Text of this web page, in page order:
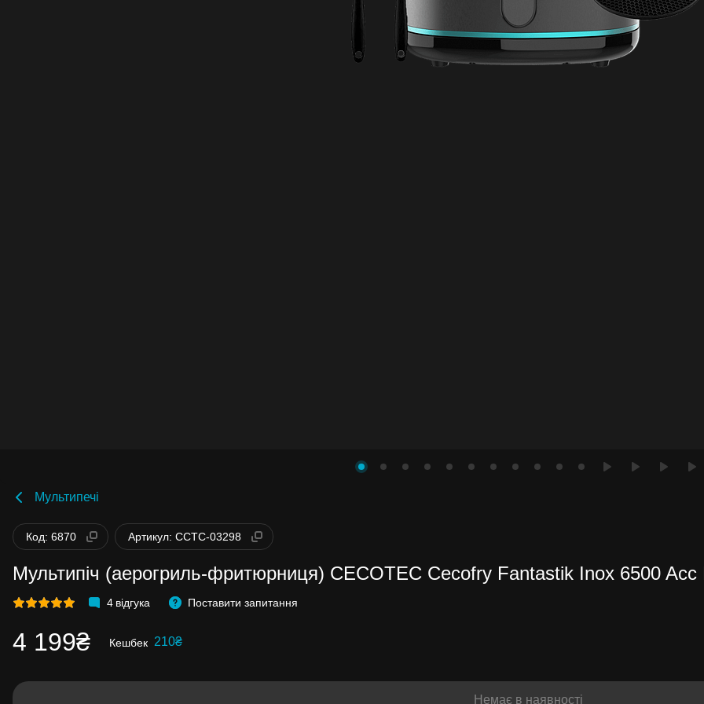
Мультипечі
Код: 6870 Артикул: CCTC-03298
Мультипіч (аерогриль-фритюрниця) CECOTEC Cecofry Fantastik Inox 6500 Acc
4 відгука Поставити запитання
4 199₴ Кешбек 210₴
Бонуси стають активними через 14 днів
після покупки.
Баланс можна перевірити у особистому
кабінеті в розділі «Мої бонуси».
Накопиченими бонусами можна сплатити до
99% вартості наступної покупки:
Немає в наявності